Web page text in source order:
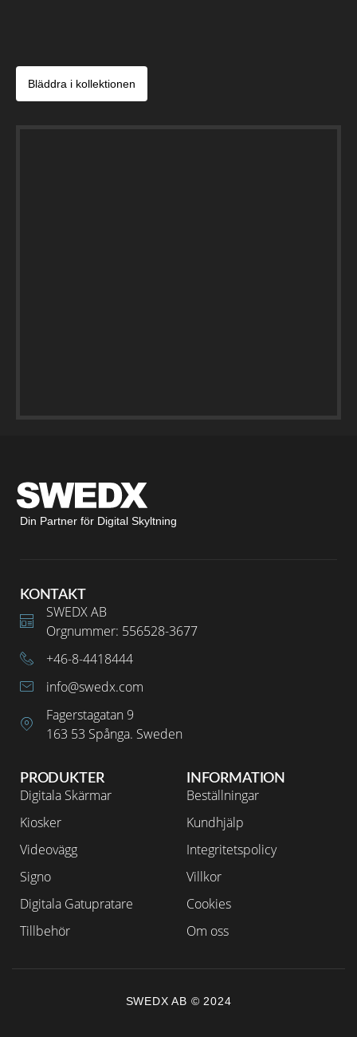
Bläddra i kollektionen
Din Partner för Digital Skyltning
INFORMATION
Beställningar
Kundhjälp
Integritetspolicy
Villkor
Cookies
Om oss
PRODUKTER
Digitala Skärmar
Kiosker
Videovägg
Signo
Digitala Gatupratare
Tillbehör
KONTAKT
SWEDX AB
Orgnummer: 556528-3677
+46-8-4418444
info@swedx.com
Fagerstagatan 9
163 53 Spånga. Sweden
SWEDX AB © 2024